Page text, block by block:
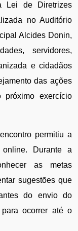
Lei de Diretrizes
no Auditório
Alcides Donin,
servidores,
e cidadãos
das ações
exercício
permitiu a
online. Durante a
as metas
sugestões que
do envio do
ocorrer até o